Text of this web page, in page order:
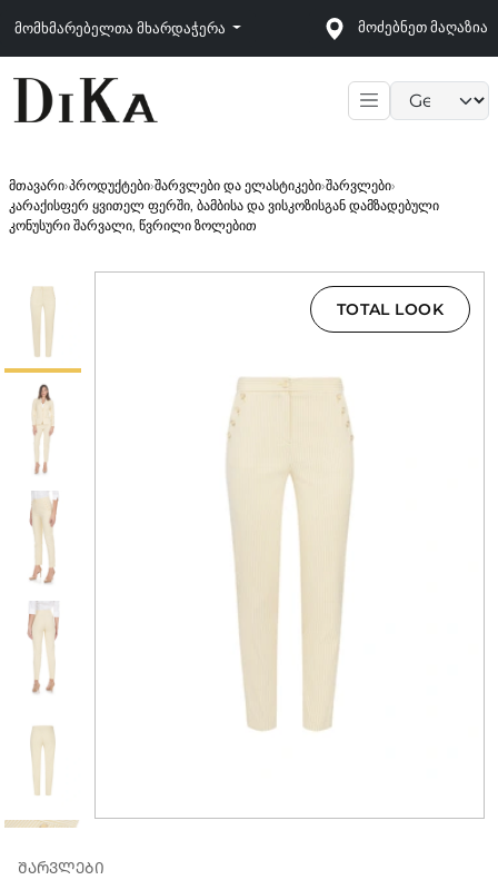
მომხმარებელთა მხარდაჭერა მოძებნეთ მაღაზია
მთავარი›პროდუქტები›შარვლები და ელასტიკები›შარვლები›
კარაქისფერ ყვითელ ფერში, ბამბისა და ვისკოზისგან დამზადებული
კონუსური შარვალი, წვრილი ზოლებით
TOTAL LOOK
ᲨᲐᲠᲕᲚᲔᲑᲘ